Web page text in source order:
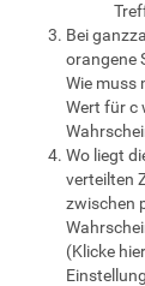
Bei
orangene
Wie muss
Wert für c
Wo liegt
verteilten
zwischen
(Klicke